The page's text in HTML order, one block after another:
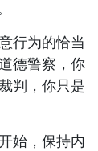
行为的恰当
德警察，你
判，你只是
始，保持内